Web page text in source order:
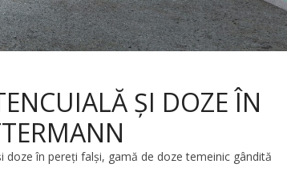
ȘI DOZE ÎN
în pereți falși, gamă de doze temeinic gândită